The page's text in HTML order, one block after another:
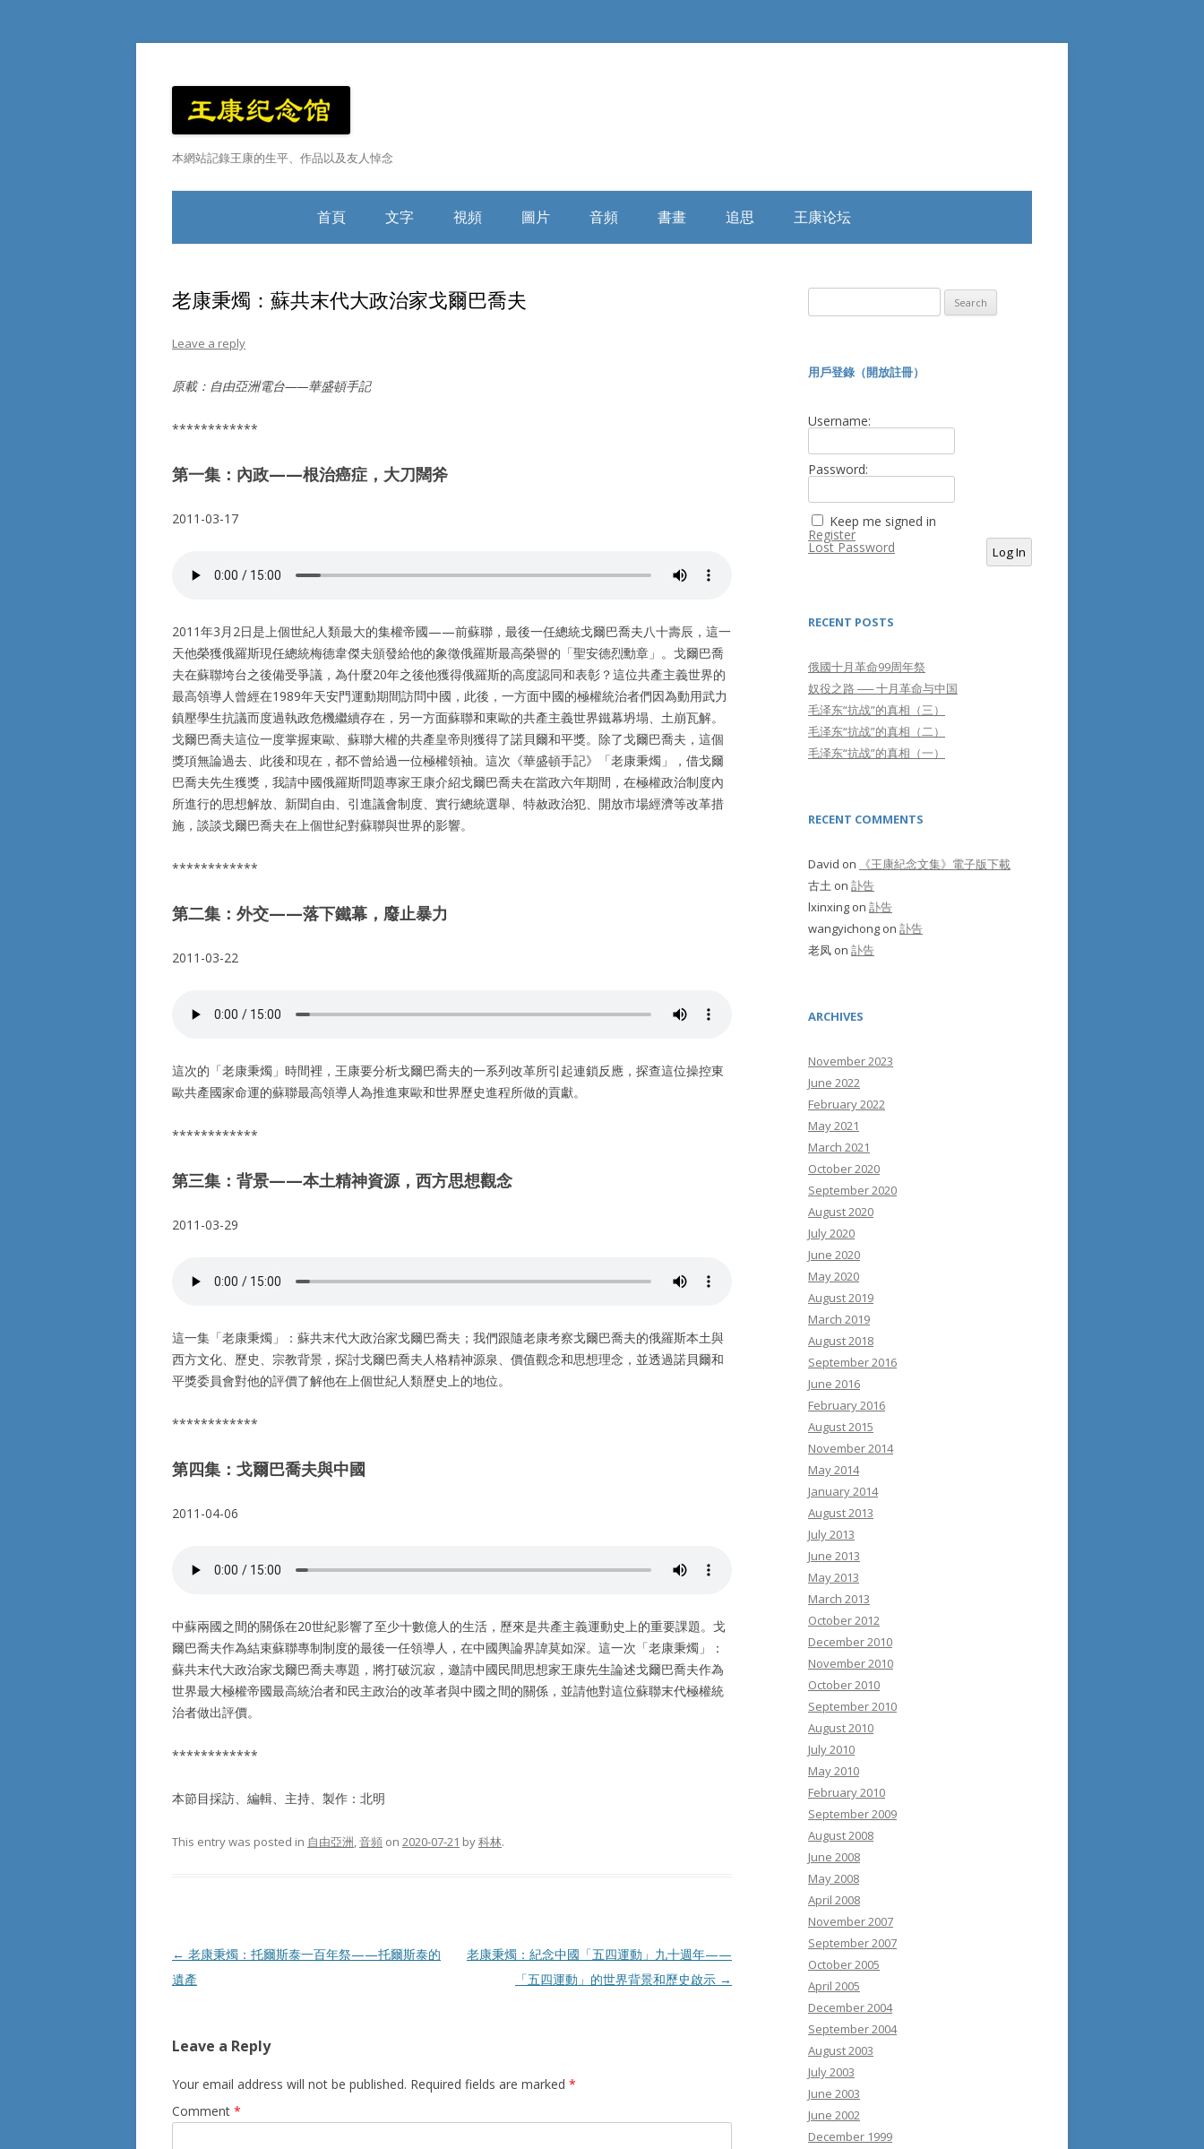
本網站記錄王康的生平、作品以及友人悼念
Skip
to
content
首頁 文字
民國時代
東西傳統
視頻
海外媒體
圖片
重病時期
王康先生骨灰墓葬
音頻 書畫 追思 王康论坛
老康秉燭：蘇共末代大政治家戈爾巴喬夫
Leave a reply
原載：自由亞洲電台——華盛頓手記
************
第一集：內政——根治癌症，大刀闊斧
2011-03-17
2011年3月2日是上個世紀人類最大的集權帝國——前蘇聯，最後一任總統戈爾巴喬夫八十壽辰，這一
天他榮獲俄羅斯現任總統梅德韋傑夫頒發給他的象徵俄羅斯最高榮譽的「聖安德烈勳章」。戈爾巴喬
夫在蘇聯垮台之後備受爭議，為什麼20年之後他獲得俄羅斯的高度認同和表彰？這位共產主義世界的
最高領導人曾經在1989年天安門運動期間訪問中國，此後，一方面中國的極權統治者們因為動用武力
鎮壓學生抗議而度過執政危機繼續存在，另一方面蘇聯和東歐的共產主義世界鐵幕坍塌、土崩瓦解。
戈爾巴喬夫這位一度掌握東歐、蘇聯大權的共產皇帝則獲得了諾貝爾和平獎。除了戈爾巴喬夫，這個
獎項無論過去、此後和現在，都不曾給過一位極權領袖。這次《華盛頓手記》「老康秉燭」，借戈爾
巴喬夫先生獲獎，我請中國俄羅斯問題專家王康介紹戈爾巴喬夫在當政六年期間，在極權政治制度內
所進行的思想解放、新聞自由、引進議會制度、實行總統選舉、特赦政治犯、開放市場經濟等改革措
施，談談戈爾巴喬夫在上個世紀對蘇聯與世界的影響。
************
第二集：外交——落下鐵幕，廢止暴力
2011-03-22
這次的「老康秉燭」時間裡，王康要分析戈爾巴喬夫的一系列改革所引起連鎖反應，探查這位操控東
歐共產國家命運的蘇聯最高領導人為推進東歐和世界歷史進程所做的貢獻。
************
第三集：背景——本土精神資源，西方思想觀念
2011-03-29
這一集「老康秉燭」：蘇共末代大政治家戈爾巴喬夫；我們跟隨老康考察戈爾巴喬夫的俄羅斯本土與
西方文化、歷史、宗教背景，探討戈爾巴喬夫人格精神源泉、價值觀念和思想理念，並透過諾貝爾和
平獎委員會對他的評價了解他在上個世紀人類歷史上的地位。
************
第四集：戈爾巴喬夫與中國
2011-04-06
中蘇兩國之間的關係在20世紀影響了至少十數億人的生活，歷來是共產主義運動史上的重要課題。戈
爾巴喬夫作為結束蘇聯專制制度的最後一任領導人，在中國輿論界諱莫如深。這一次「老康秉燭」：
蘇共末代大政治家戈爾巴喬夫專題，將打破沉寂，邀請中國民間思想家王康先生論述戈爾巴喬夫作為
世界最大極權帝國最高統治者和民主政治的改革者與中國之間的關係，並請他對這位蘇聯末代極權統
治者做出評價。
************
本節目採訪、編輯、主持、製作：北明
This entry was posted in 自由亞洲,音頻 on 2020-07-21 by科林.
Post
navigation
← 老康秉燭：托爾斯泰一百年祭——托爾斯泰的
遺產
老康秉燭：紀念中國「五四運動」九十週年——
「五四運動」的世界背景和歷史啟示 →
Leave a Reply
Your email address will not be published. Required fields are marked *
Comment *
for:
用戶登錄（開放註冊）
Username:
Password:
Keep me signed in
Log In
Register
Lost Password
RECENT POSTS
俄國十月革命99周年祭
奴役之路 ── 十月革命与中国
毛泽东“抗战”的真相（三）
毛泽东“抗战”的真相（二）
毛泽东“抗战”的真相（一）
RECENT COMMENTS
David on
《王康紀念文集》電子版下載
古土 on 訃告
lxinxing on 訃告
wangyichong on 訃告
老凤 on 訃告
ARCHIVES
November 2023
June 2022
February 2022
May 2021
March 2021
October 2020
September 2020
August 2020
July 2020
June 2020
May 2020
August 2019
March 2019
August 2018
September 2016
June 2016
February 2016
August 2015
November 2014
May 2014
January 2014
August 2013
July 2013
June 2013
May 2013
March 2013
October 2012
December 2010
November 2010
October 2010
September 2010
August 2010
July 2010
May 2010
February 2010
September 2009
August 2008
June 2008
May 2008
April 2008
November 2007
September 2007
October 2005
April 2005
December 2004
September 2004
August 2003
July 2003
June 2003
June 2002
December 1999